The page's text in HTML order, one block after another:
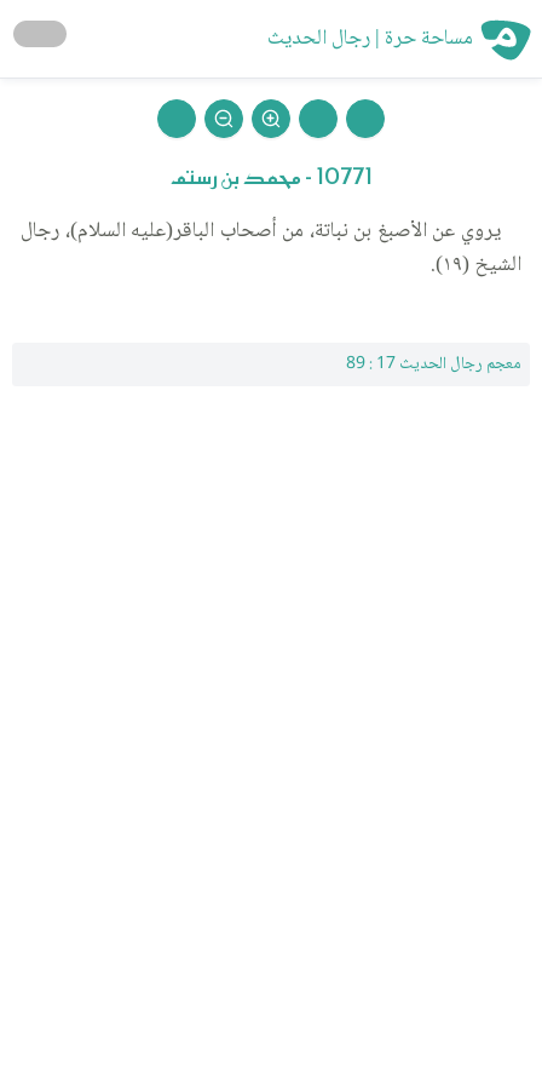
مساحة حرة | رجال الحديث
10771 - محمد بن رستم
يروي عن الأصبغ بن نباتة، من أصحاب الباقر(عليه السلام)، رجال
الشيخ (١٩).
معجم رجال الحديث 17 : 89